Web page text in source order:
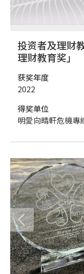
投资者及理财
理财教育奖」
获奖年度
2022
得奖单位
明愛向晴軒危機專